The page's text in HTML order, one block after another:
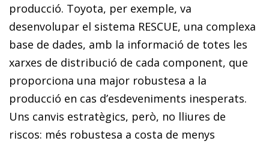
producció. Toyota, per exemple, va
desenvolupar el sistema RESCUE, una complexa
base de dades, amb la informació de totes les
xarxes de distribució de cada component, que
proporciona una major robustesa a la
producció en cas d’esdeveniments inesperats.
Uns canvis estratègics, però, no lliures de
riscos: més robustesa a costa de menys